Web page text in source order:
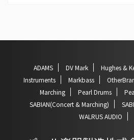
ADAMS DV Mark Hughes &
Instruments
Markbass
Marching
Pearl Drums
SABIAN(Concert & Marching)
WALRUS AUDIO